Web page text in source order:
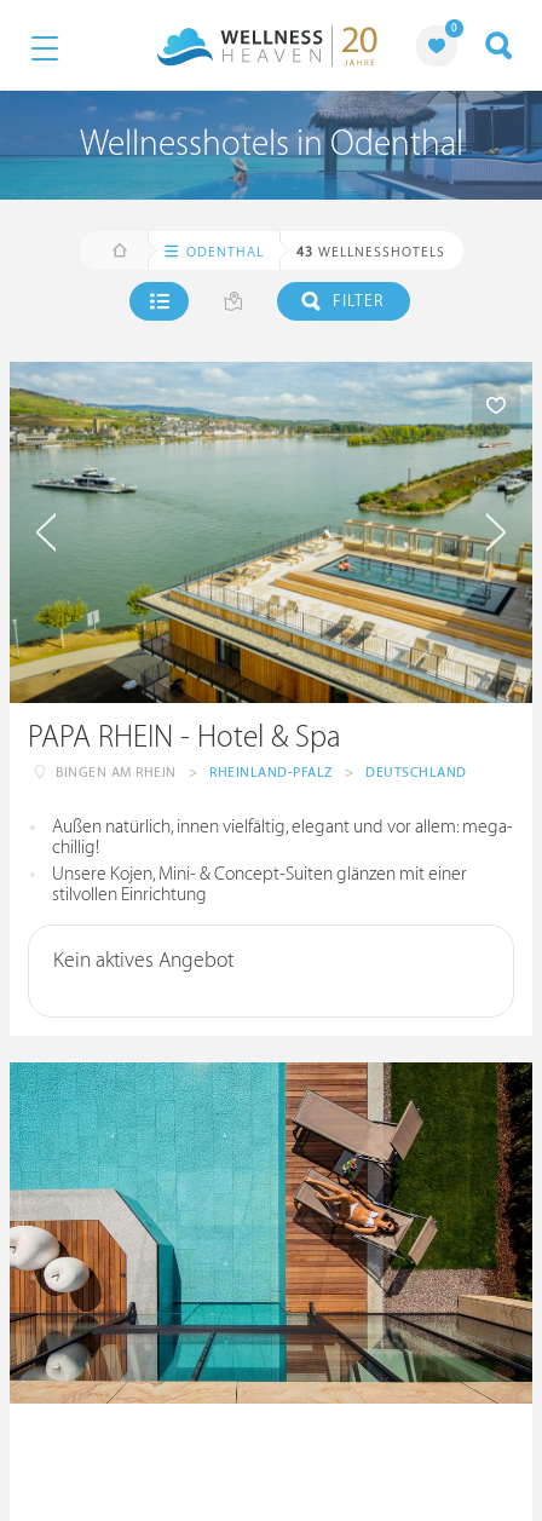
0
Wellnesshotels in Odenthal
ODENTHAL 43 WELLNESSHOTELS
FILTER
PAPA RHEIN - Hotel & Spa
BINGEN AM RHEIN > RHEINLAND-PFALZ > DEUTSCHLAND
Außen natürlich, innen vielfältig, elegant und vor allem: mega-
chillig!
Unsere Kojen, Mini- & Concept-Suiten glänzen mit einer
stilvollen Einrichtung
Kein aktives Angebot